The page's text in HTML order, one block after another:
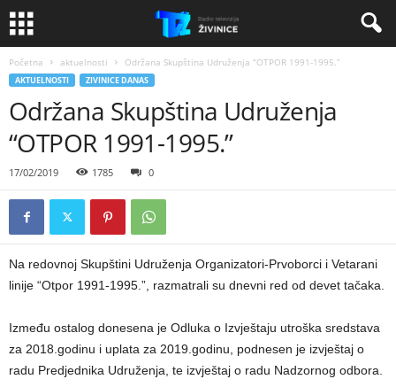
Početna aktuelnosti Održana Skupština Udruženja “OTPOR 1991-1995.”
AKTUELNOSTI ZIVINICE DANAS
Održana Skupština Udruženja
“OTPOR 1991-1995.”
17/02/2019 1785 0
Na redovnoj Skupštini Udruženja Organizatori-Prvoborci i Vetarani
linije “Otpor 1991-1995.”, razmatrali su dnevni red od devet tačaka.
Između ostalog donesena je Odluka o Izvještaju utroška sredstava
za 2018.godinu i uplata za 2019.godinu, podnesen je izvještaj o
radu Predjednika Udruženja, te izvještaj o radu Nadzornog odbora.